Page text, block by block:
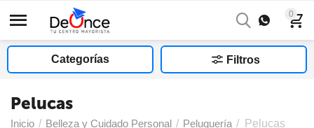
0
Categorías Filtros
Pelucas
Inicio / Belleza y Cuidado Personal / Peluquería / Pelucas